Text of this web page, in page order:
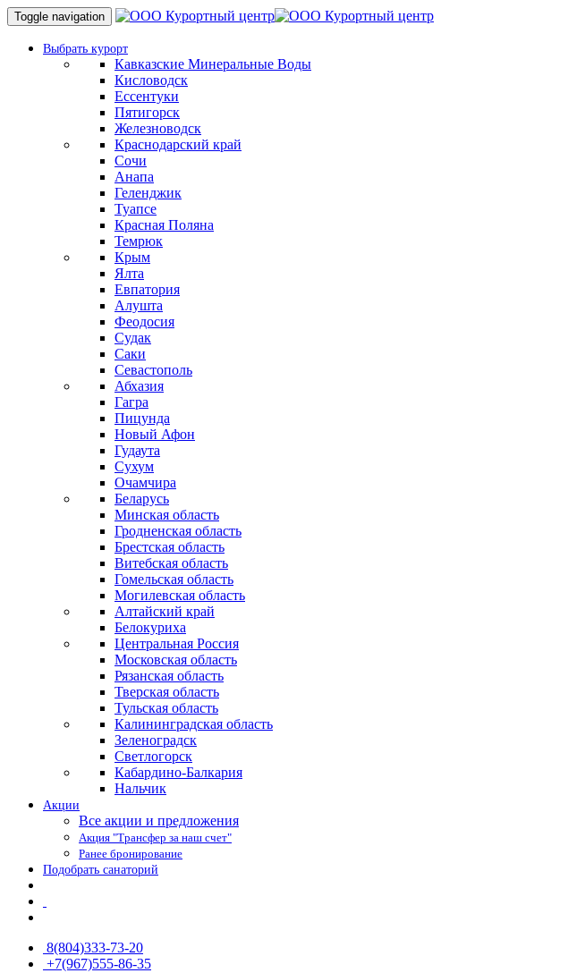
Toggle navigation
Выбрать курорт
Кавказские Минеральные Воды
Кисловодск
Ессентуки
Пятигорск
Железноводск
Краснодарский край
Сочи
Анапа
Геленджик
Туапсе
Красная Поляна
Темрюк
Крым
Ялта
Евпатория
Алушта
Феодосия
Судак
Саки
Севастополь
Абхазия
Гагра
Пицунда
Новый Афон
Гудаута
Сухум
Очамчира
Беларусь
Минская область
Гродненская область
Брестская область
Витебская область
Гомельская область
Могилевская область
Алтайский край
Белокуриха
Центральная Россия
Московская область
Рязанская область
Тверская область
Тульская область
Калининградская область
Зеленоградск
Светлогорск
Кабардино-Балкария
Нальчик
Акции
Все акции и предложения
Акция "Трансфер за наш счет"
Ранее бронирование
Подобрать санаторий
8(804)333-73-20
+7(967)555-86-35